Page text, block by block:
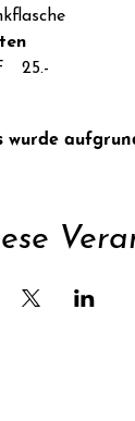
25.-
wurde